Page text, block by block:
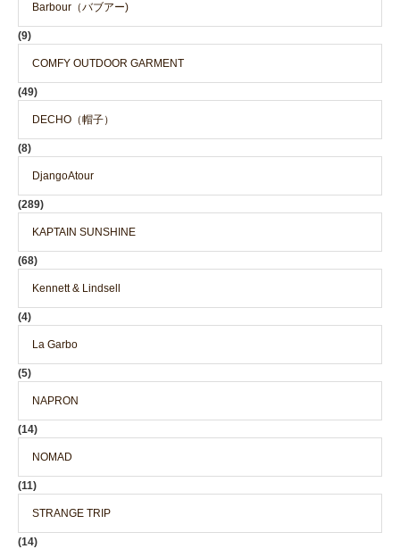
Barbour（バブアー)
(9)
COMFY OUTDOOR GARMENT
(49)
DECHO（帽子）
(8)
DjangoAtour
(289)
KAPTAIN SUNSHINE
(68)
Kennett & Lindsell
(4)
La Garbo
(5)
NAPRON
(14)
NOMAD
(11)
STRANGE TRIP
(14)